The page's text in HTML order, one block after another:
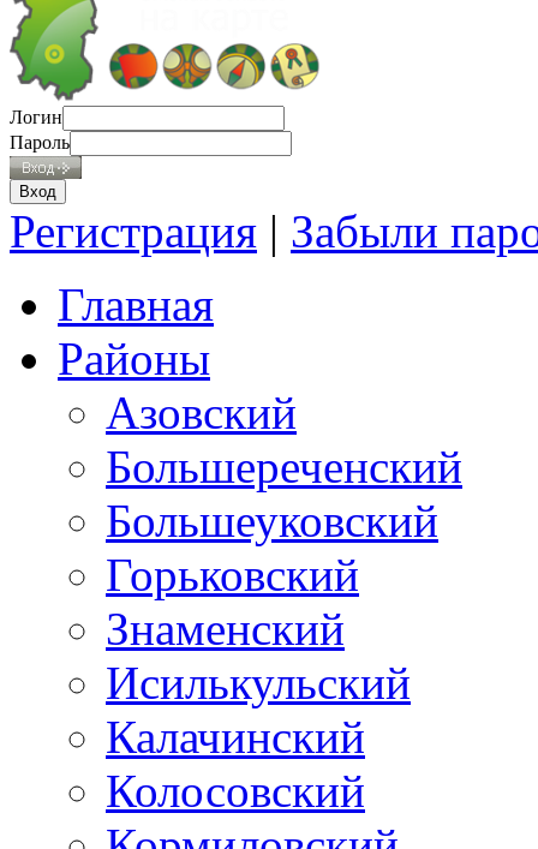
Логин
Пароль
Регистрация | Забыли
Главная
Районы
Азовский
Большереченский
Большеуковский
Горьковский
Знаменский
Исилькульский
Калачинский
Колосовский